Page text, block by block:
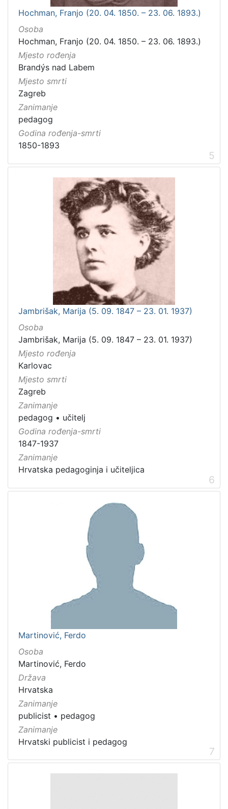
Hochman, Franjo (20. 04. 1850. – 23. 06. 1893.)
Osoba
Hochman, Franjo (20. 04. 1850. – 23. 06. 1893.)
Mjesto rođenja
Brandýs nad Labem
Mjesto smrti
Zagreb
Zanimanje
pedagog
Godina rođenja-smrti
1850-1893
5
Jambrišak, Marija (5. 09. 1847 – 23. 01. 1937)
Osoba
Jambrišak, Marija (5. 09. 1847 – 23. 01. 1937)
Mjesto rođenja
Karlovac
Mjesto smrti
Zagreb
Zanimanje
pedagog • učitelj
Godina rođenja-smrti
1847-1937
Zanimanje
Hrvatska pedagoginja i učiteljica
6
Martinović, Ferdo
Osoba
Martinović, Ferdo
Država
Hrvatska
Zanimanje
publicist • pedagog
Zanimanje
Hrvatski publicist i pedagog
7